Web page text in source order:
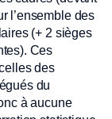
l’ensemble des
(+ 2 sièges
Ces
des
du
à aucune